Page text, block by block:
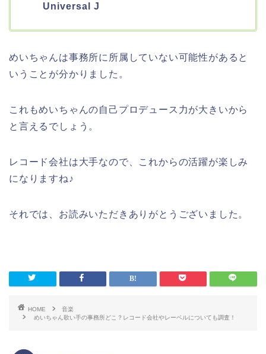
Universal J
めいちゃんは事務所に所属していない可能性があると
いうことが分かりました。
これもめいちゃんの自己プロデュース力が大きいから
と言えるでしょう。
レコード会社は大手なので、これからの活躍が楽しみ
になりますね♪
それでは、お読みいただきありがとうございました。
HOME
音楽
めいちゃん歌い手の事務所どこ？レコード会社やレーベルについても調査！